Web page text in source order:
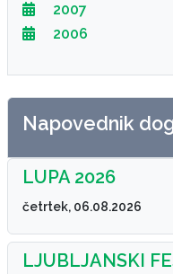
2007
2006
Napovednik
LUPA 2026
četrtek, 06.08.2026
LJUBLJANSKI